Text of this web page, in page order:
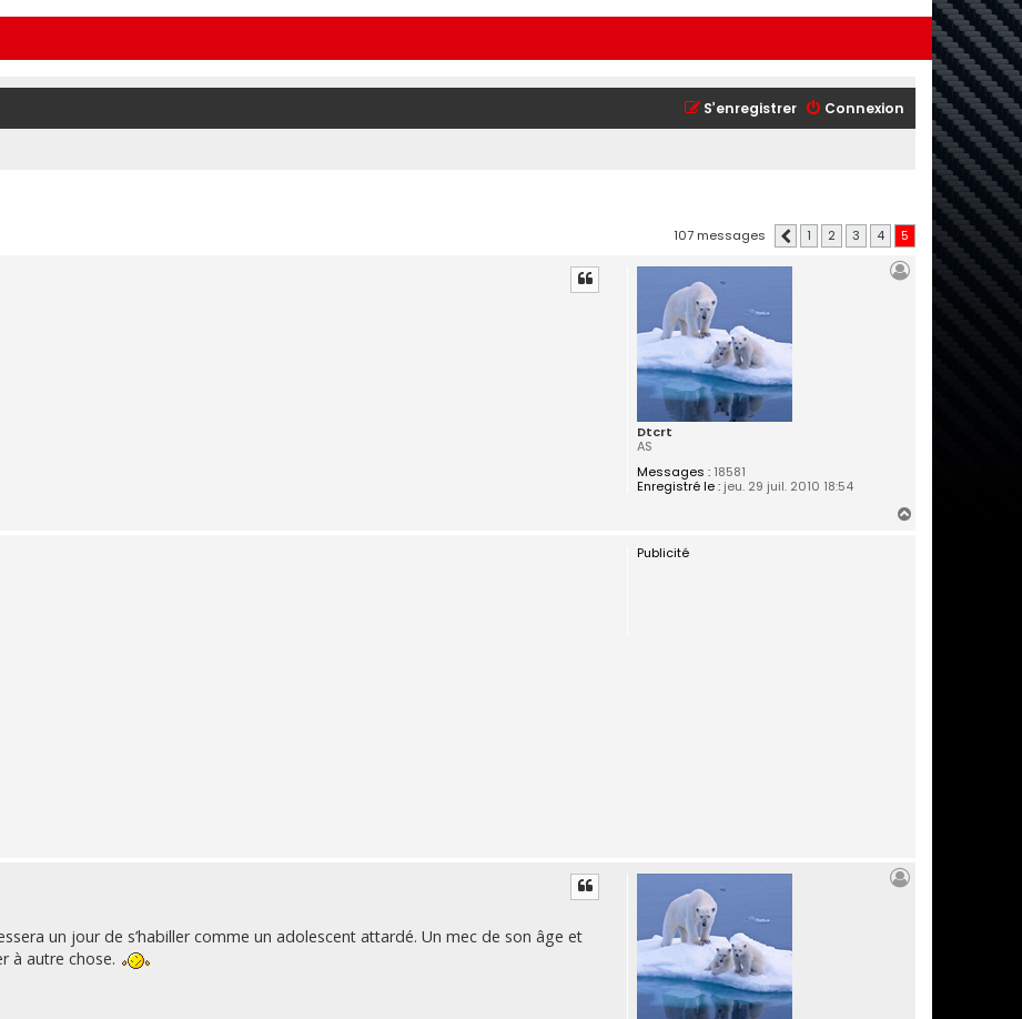
Connexion
S’enregistrer
107 messages Précédente
1 2 3 4 5
Dtcrt
AS
Messages :18581
Enregistré le :jeu. 29 juil. 2010 18:54
Publicité
un jour de s’habiller comme un adolescent attardé. Un mec de son âge et
à autre chose.